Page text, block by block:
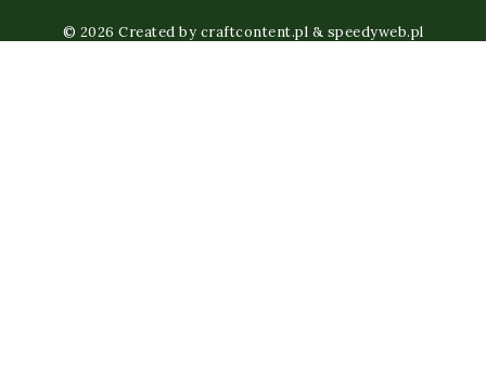
© 2026 Created by craftcontent.pl & speedyweb.pl